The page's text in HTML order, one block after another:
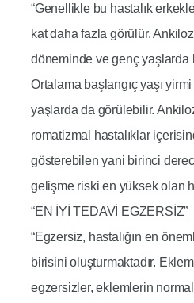
“Genellikle bu hastalık
kat daha fazla görülür.
döneminde ve genç yaşlarda
Ortalama başlangıç yaşı
yaşlarda da görülebilir.
romatizmal hastalıklar
gösterebilen yani birinci
gelişme riski en yüksek olan
“EN İYİ TEDAVİ EGZERSİZ”
“Egzersiz, hastalığın en
birisini oluşturmaktadır.
egzersizler, eklemlerin